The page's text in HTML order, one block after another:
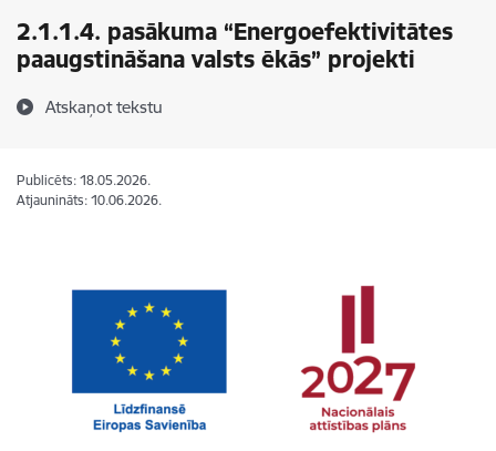
2.1.1.4. pasākuma “Energoefektivitātes
paaugstināšana valsts ēkās” projekti
Atskaņot tekstu
Publicēts: 18.05.2026.
Atjaunināts: 10.06.2026.